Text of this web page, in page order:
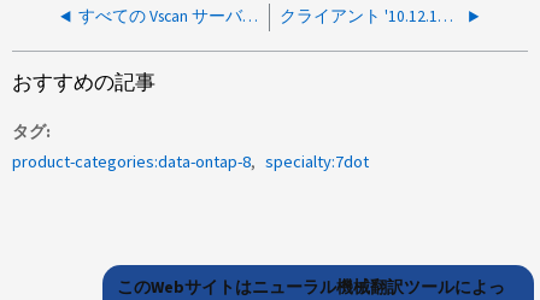
すべての Vscan サーバが切断されると、 Common Internet File System Protocol が応答を停止します クライアント '10.12.13.1 に V4Owner オブジェクトを割り当てることができませんでした
おすすめの記事
タグ
product-categories:data-ontap-8
specialty:7dot
このWebサイトはニューラル機械翻訳ツールによっ